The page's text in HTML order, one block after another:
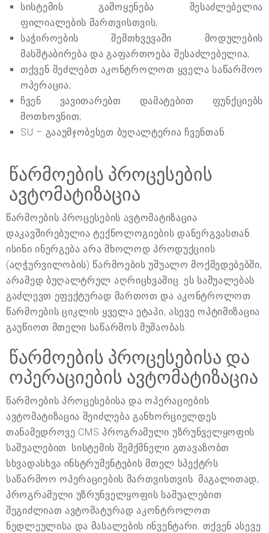
სისტემის გამოყენება შესაძლებელია
ფილიალების მართვისთვის;
საჭიროების შემთხვევაში მოდულების
მასშტაბირება და გაფართოება შესაძლებელია;
თქვენ შეძლებთ აკონტროლოთ ყველა საწარმოო
ოპერაცია;
ჩვენ ვავითარებთ დამატებით ფუნქციებს
მოთხოვნით;
SU – გააუმჯობესეთ ბუღალტერია ჩვენთან.
წარმოების პროცესების
ავტომატიზაცია
წარმოების პროცესების ავტომატიზაცია
დაკავშირებულია ტექნოლოგიების დანერგვასთან.
ისინი ინერგება არა მხოლოდ პროდუქციის
(აღჭურვილობის) წარმოების უშუალო მოქმედებებში,
არამედ ბუღალტრულ აღრიცხვაშიც. ეს საშუალებას
გაძლევთ ეფექტურად მართოთ და აკონტროლოთ
წარმოების ციკლის ყველა ეტაპი, ასევე ოპტიმიზაცია
გაუწიოთ მთელი საწარმოს მუშაობას.
წარმოების პროცესებისა და
ოპერაციების ავტომატიზაცია
წარმოების პროცესებისა და ოპერაციების
ავტომატიზაცია შეიძლება განხორციელდეს
თანამედროვე CMS პროგრამული უზრუნველყოფის
საშუალებით. სისტემის შემქმნელი გთავაზობთ
სხვადასხვა ინსტრუმენტების მთელ სპექტრს
საწარმოო ოპერაციების მართვისთვის. მაგალითად,
პროგრამული უზრუნველყოფის საშუალებით
შეგიძლიათ ავტომატურად აკონტროლოთ
ნედლეულისა და მასალების ინვენტარი. თქვენ ასევე